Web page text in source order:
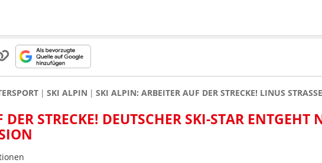
SKI ALPIN SKI ALPIN: ARBEITER AUF DER STRECKE! LINUS
DER STRECKE! DEUTSCHER SKI-STAR ENTGEHT